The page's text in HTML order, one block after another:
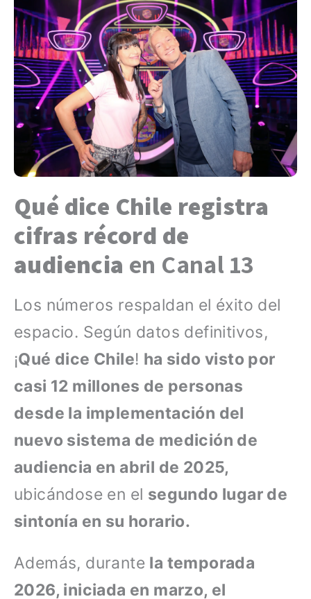
Qué dice Chile registra
cifras récord de
audiencia en Canal 13
Los números respaldan el éxito del
espacio. Según datos definitivos,
¡Qué dice Chile! ha sido visto por
casi 12 millones de personas
desde la implementación del
nuevo sistema de medición de
audiencia en abril de 2025,
ubicándose en el segundo lugar de
sintonía en su horario.
Además, durante la temporada
2026, iniciada en marzo, el